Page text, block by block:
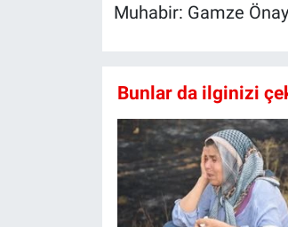
Muhabir: Gamze Önay
Bunlar da ilginizi